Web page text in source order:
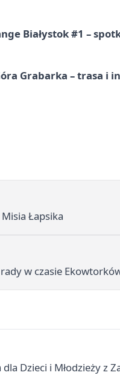
Białystok #1 –
Grabarka – trasa i
Łapsika
w czasie
Dzieci i Młodzieży z